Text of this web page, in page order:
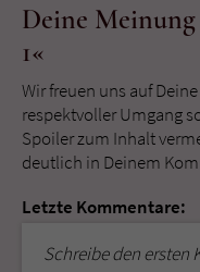
Deine
1«
Wir freuen uns auf
respektvoller Umgang
Spoiler zum Inhalt
deutlich in Deinem
Letzte Kommentare:
Schreibe den ersten